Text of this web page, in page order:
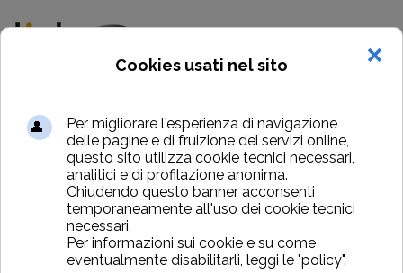
Biglietteria per... Fiere ed esposizioni